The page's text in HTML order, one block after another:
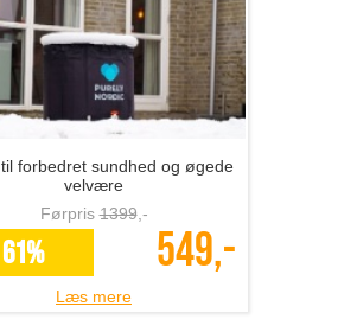
forbedret sundhed og øgede
velvære
Førpris1399,-
549,-
Læs mere